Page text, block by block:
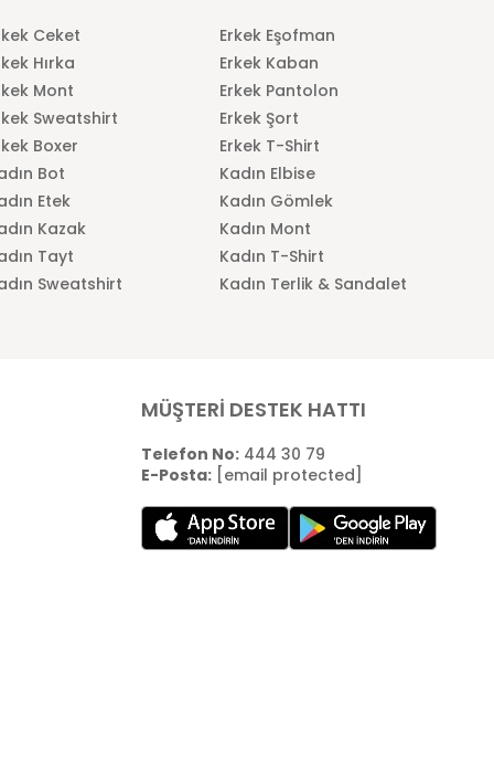
Ceket
Erkek Eşofman
Hırka
Erkek Kaban
Mont
Erkek Pantolon
Sweatshirt
Erkek Şort
Boxer
Erkek T-Shirt
Bot
Kadın Elbise
Etek
Kadın Gömlek
Kazak
Kadın Mont
Tayt
Kadın T-Shirt
Sweatshirt Kadın Terlik & Sandalet
MÜŞTERİ DESTEK HATTI
Telefon No:444 30 79
E-Posta: [email protected]